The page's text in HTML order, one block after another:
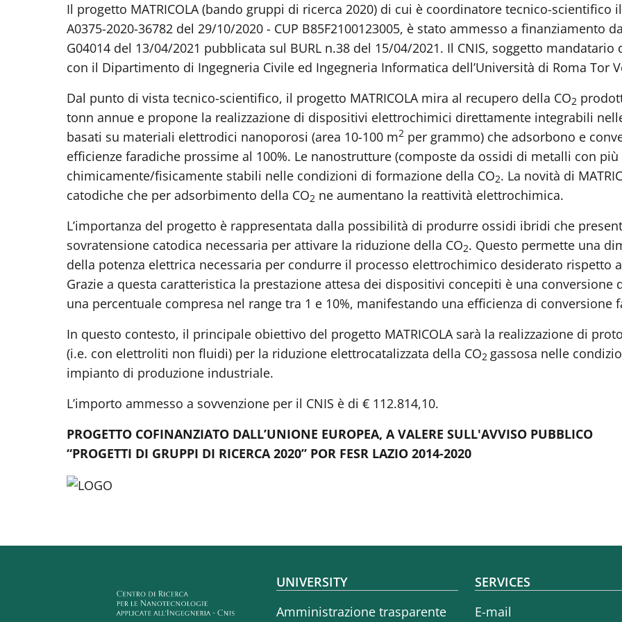
Il progetto MATRICOLA (bando gruppi di ricerca 2020) di cui è coordinatore tecnico-scientifico
A0375-2020-36782 del 29/10/2020 - CUP B85F2100123005, è stato ammesso a finanziamento
G04014 del 13/04/2021 pubblicata sul BURL n.38 del 15/04/2021. Il CNIS, soggetto
con il Dipartimento di Ingegneria Civile ed Ingegneria Informatica dell’Università di Roma Tor
Dal punto di vista tecnico-scientifico, il progetto MATRICOLA mira al recupero della CO2
tonn annue e propone la realizzazione di dispositivi elettrochimici direttamente integrabili
basati su materiali elettrodici nanoporosi (area 10-100 m2 per grammo) che adsorbono e
efficienze faradiche prossime al 100%. Le nanostrutture (composte da ossidi di metalli con
chimicamente/fisicamente stabili nelle condizioni di formazione della CO2. La novità di
catodiche che per adsorbimento della CO2 ne aumentano la reattività elettrochimica.
L’importanza del progetto è rappresentata dalla possibilità di produrre ossidi ibridi che
sovratensione catodica necessaria per attivare la riduzione della CO2. Questo permette una
della potenza elettrica necessaria per condurre il processo elettrochimico desiderato rispetto
Grazie a questa caratteristica la prestazione attesa dei dispositivi concepiti è una conversione
una percentuale compresa nel range tra 1 e 10%, manifestando una efficienza di conversione
In questo contesto, il principale obiettivo del progetto MATRICOLA sarà la realizzazione di
(i.e. con elettroliti non fluidi) per la riduzione elettrocatalizzata della CO2 gassosa nelle
impianto di produzione industriale.
L’importo ammesso a sovvenzione per il CNIS è di € 112.814,10.
PROGETTO COFINANZIATO DALL’UNIONE EUROPEA, A VALERE SULL'AVVISO PUBBLICO
“PROGETTI DI GRUPPI DI RICERCA 2020” POR FESR LAZIO 2014-2020
Footer menu
UNIVERSITY
Amministrazione trasparente
SERVICES
E-mail